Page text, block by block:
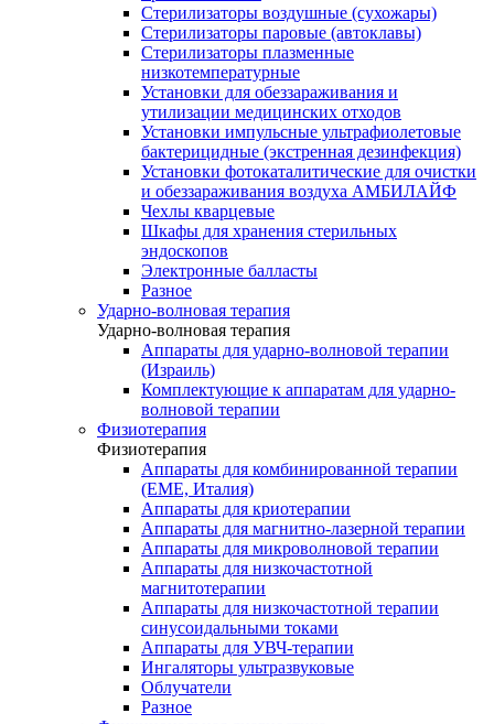
Стерилизаторы воздушные (сухожары)
Стерилизаторы паровые (автоклавы)
Стерилизаторы плазменные
низкотемпературные
Установки для обеззараживания и
утилизации медицинских отходов
Установки импульсные ультрафиолетовые
бактерицидные (экстренная дезинфекция)
Установки фотокаталитические для очистки
и обеззараживания воздуха АМБИЛАЙФ
Чехлы кварцевые
Шкафы для хранения стерильных
эндоскопов
Электронные балласты
Разное
Ударно-волновая терапия
Ударно-волновая терапия
Аппараты для ударно-волновой терапии
(Израиль)
Комплектующие к аппаратам для ударно-
волновой терапии
Физиотерапия
Физиотерапия
Аппараты для комбинированной терапии
(EME, Италия)
Аппараты для криотерапии
Аппараты для магнитно-лазерной терапии
Аппараты для микроволновой терапии
Аппараты для низкочастотной
магнитотерапии
Аппараты для низкочастотной терапии
синусоидальными токами
Аппараты для УВЧ-терапии
Ингаляторы ультразвуковые
Облучатели
Разное